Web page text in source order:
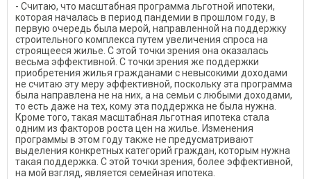
- Считаю, что масштабная программа льготной ипотеки,
которая началась в период пандемии в прошлом году, в
первую очередь была мерой, направленной на поддержку
строительного комплекса путем увеличения спроса на
строящееся жилье. С этой точки зрения она оказалась
весьма эффективной. С точки зрения же поддержки
приобретения жилья гражданами с невысокими доходами
не считаю эту меру эффективной, поскольку эта программа
была направлена не на них, а на семьи с любыми доходами,
то есть даже на тех, кому эта поддержка не была нужна.
Кроме того, такая масштабная льготная ипотека стала
одним из факторов роста цен на жилье. Изменения
программы в этом году также не предусматривают
выделения конкретных категорий граждан, которым нужна
такая поддержка. С этой точки зрения, более эффективной,
на мой взгляд, является семейная ипотека.